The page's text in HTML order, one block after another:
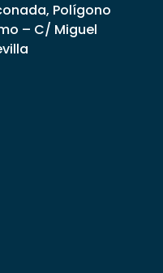
Polígono
– C/ Miguel